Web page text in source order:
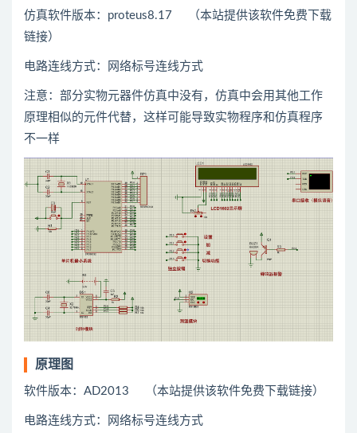
仿真软件版本：proteus8.17 （本站提供该软件免费下载
链接）
电路连线方式：网络标号连线方式
注意：部分实物元器件仿真中没有，仿真中会用其他 工作
原理相似的元件代替，这样可能导致实物程序和仿真程序
不一样
原理图
软件版本：AD2013 （本站提供该软件免费下载链接）
电路连线方式：网络标号连线方式